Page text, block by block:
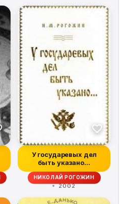
У государевых дел
быть указано...
НИКОЛАЙ РОГОЖИН
2002